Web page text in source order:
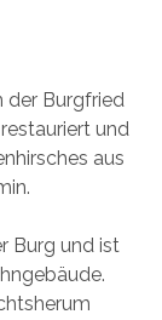
der Burgfried
und
aus
Burg und ist